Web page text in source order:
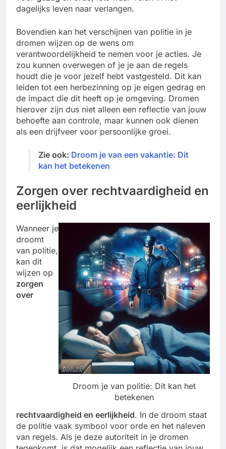
dagelijks leven naar verlangen.
Bovendien kan het verschijnen van politie in je
dromen wijzen op de wens om
verantwoordelijkheid te nemen voor je acties. Je
zou kunnen overwegen of je je aan de regels
houdt die je voor jezelf hebt vastgesteld. Dit kan
leiden tot een herbezinning op je eigen gedrag en
de impact die dit heeft op je omgeving. Dromen
hierover zijn dus niet alleen een reflectie van jouw
behoefte aan controle, maar kunnen ook dienen
als een drijfveer voor persoonlijke groei.
Zie ook: Droom je van een vakantie: Dit
kan het betekenen
Zorgen over rechtvaardigheid en
eerlijkheid
Droom je van politie: Dit kan het
betekenen
Wanneer je
droomt
van politie,
kan dit
wijzen op
zorgen
over
rechtvaardigheid en eerlijkheid. In de droom staat
de politie vaak symbool voor orde en het naleven
van regels. Als je deze autoriteit in je dromen